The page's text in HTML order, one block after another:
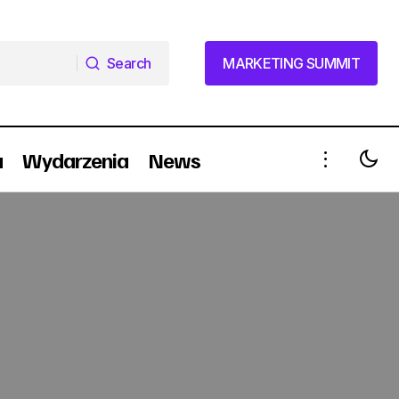
Search
MARKETING SUMMIT
MARKETING SUMMIT
Wydarzenia News